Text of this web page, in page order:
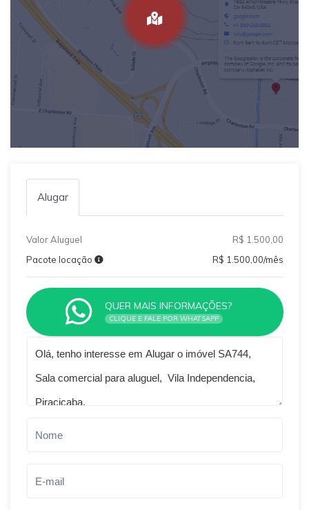
Alugar
Valor Aluguel
R$ 1.500,00
Pacote locação
R$ 1.500,00/mês
QUER MAIS INFORMAÇÕES?
CLIQUE E FALE POR WHATSAPP